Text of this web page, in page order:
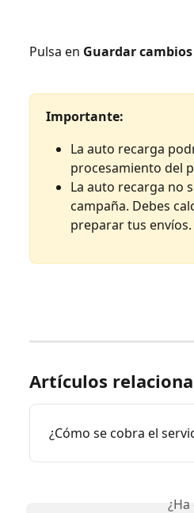
Pulsa en Guardar cambios
Importante:
La auto recarga
procesamiento del
La auto recarga no
campaña. Debes
preparar tus envíos.
Artículos
¿Cómo se cobra el